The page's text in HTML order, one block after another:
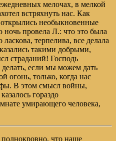
мелочах, в мелкой
встряхнуть нас. Как
открылись необыкновенные
провела Л.: что это была
терпелива, все делала
такими добрыми,
страданий! Господь
делать, если мы можем дать
огонь, только, когда нас
В этом смысл войны,
гораздо
умирающего человека,
что наше